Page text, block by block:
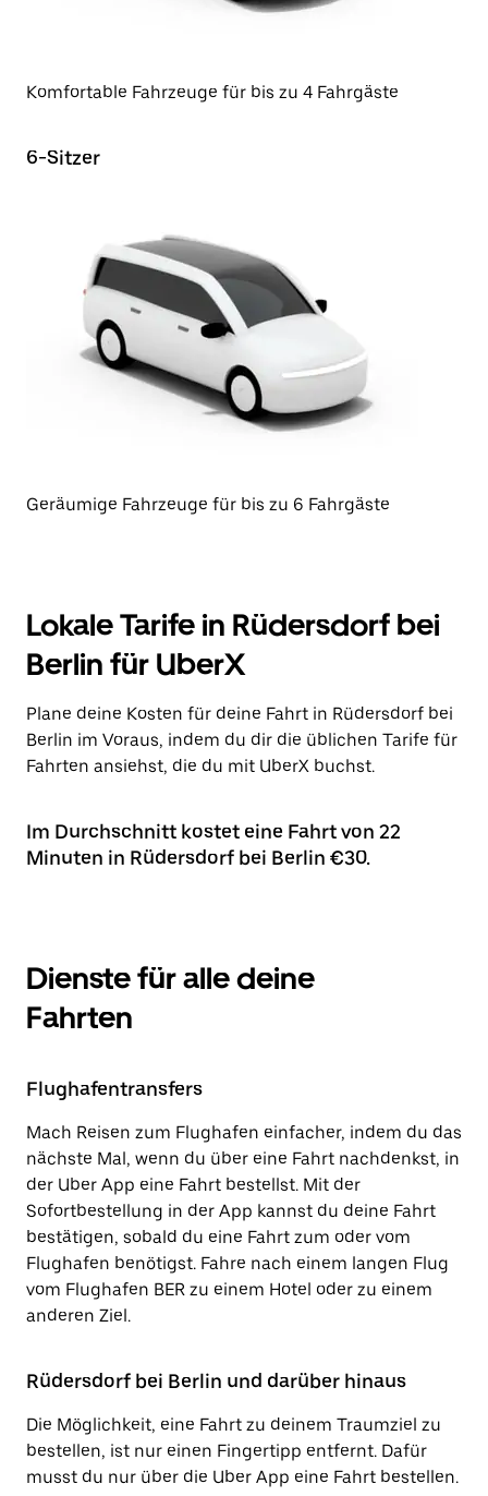
Komfortable Fahrzeuge für bis zu 4 Fahrgäste
6-Sitzer
Geräumige Fahrzeuge für bis zu 6 Fahrgäste
Lokale Tarife in Rüdersdorf bei
Berlin für UberX
Plane deine Kosten für deine Fahrt in Rüdersdorf bei
Berlin im Voraus, indem du dir die üblichen Tarife für
Fahrten ansiehst, die du mit UberX buchst.
Im Durchschnitt kostet eine Fahrt von 22
Minuten in Rüdersdorf bei Berlin €30.
Dienste für alle deine
Fahrten
Flughafentransfers
Mach Reisen zum Flughafen einfacher, indem du das
nächste Mal, wenn du über eine Fahrt nachdenkst, in
der Uber App eine Fahrt bestellst. Mit der
Sofortbestellung in der App kannst du deine Fahrt
bestätigen, sobald du eine Fahrt zum oder vom
Flughafen benötigst. Fahre nach einem langen Flug
vom Flughafen BER zu einem Hotel oder zu einem
anderen Ziel.
Rüdersdorf bei Berlin und darüber hinaus
Die Möglichkeit, eine Fahrt zu deinem Traumziel zu
bestellen, ist nur einen Fingertipp entfernt. Dafür
musst du nur über die Uber App eine Fahrt bestellen.